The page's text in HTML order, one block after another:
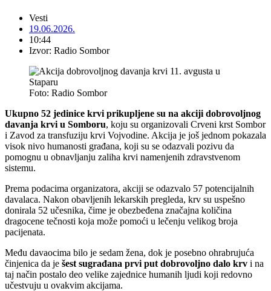
Vesti
19.06.2026.
10:44
Izvor: Radio Sombor
Foto: Radio Sombor
Ukupno 52 jedinice krvi prikupljene su na akciji dobrovoljnog
davanja krvi u Somboru, koju su organizovali Crveni krst Sombor
i Zavod za transfuziju krvi Vojvodine. Akcija je još jednom pokazala
visok nivo humanosti građana, koji su se odazvali pozivu da
pomognu u obnavljanju zaliha krvi namenjenih zdravstvenom
sistemu.
Prema podacima organizatora, akciji se odazvalo 57 potencijalnih
davalaca. Nakon obavljenih lekarskih pregleda, krv su uspešno
donirala 52 učesnika, čime je obezbeđena značajna količina
dragocene tečnosti koja može pomoći u lečenju velikog broja
pacijenata.
Među davaocima bilo je sedam žena, dok je posebno ohrabrujuća
činjenica da je šest sugrađana prvi put dobrovoljno dalo krv i na
taj način postalo deo velike zajednice humanih ljudi koji redovno
učestvuju u ovakvim akcijama.